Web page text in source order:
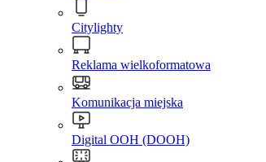
Citylighty
Reklama wielkoformatowa
Komunikacja miejska
Digital OOH (DOOH)